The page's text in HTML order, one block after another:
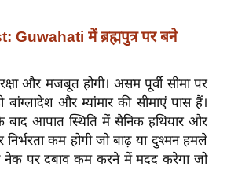
में ब्रह्मपुत्र पर बने
और मजबूत होगी। असम पूर्वी सीमा पर
और म्यांमार की सीमाएं पास हैं।
आपात स्थिति में सैनिक हथियार और
कम होगी जो बाढ़ या दुश्मन हमले
नेक पर दबाव कम करने में मदद करेगा जो